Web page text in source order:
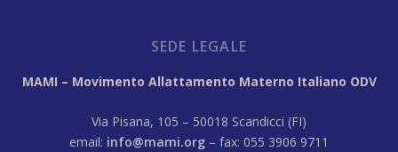
SEDE LEGALE
MAMI – Movimento Allattamento Materno Italiano ODV
Via Pisana, 105 – 50018 Scandicci (FI)
email: info@mami.org – fax: 055 3906 9711